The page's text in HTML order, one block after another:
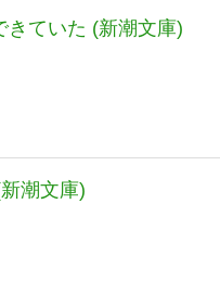
きていた (新潮文庫)
潮文庫)